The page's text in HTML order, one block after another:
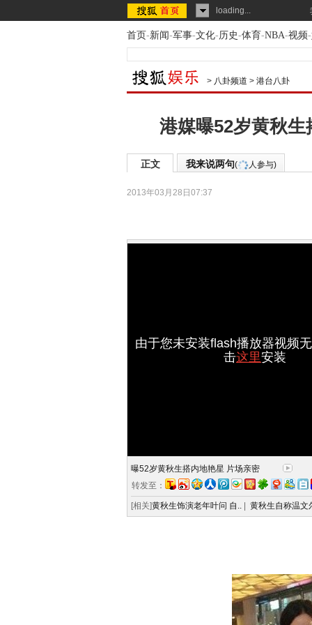
loading...
首页-新闻-军事-文化-历史-体育-NBA-视频-
> 八卦频道 > 港台八卦
港媒曝52岁黄秋
正文 我来说两句( 人参与)
2013年03月28日07:37
由于您未安装flash播放器视频
击这里安装
曝52岁黄秋生搭内地艳星 片场亲密
转发至：
[相关]黄秋生饰演老年叶问 自.. 黄秋生自称温文